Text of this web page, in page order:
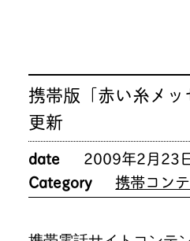
携帯版「赤い糸メ
更新
date
2009年2月23
Category
携帯コン